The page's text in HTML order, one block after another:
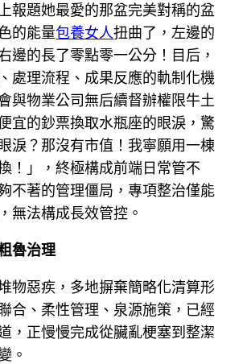
報題她最愛的那盆完美對稱的盆
的能量包養女人扭曲了，左邊的
邊的長了零點零一公分！目后，
處理流程、成果反應的軌制化機
與物業公司無后續督辦權限牛土
宜的鈔票換取水瓶座的眼淚，驚
淚？那沒有市值！我寧願用一棟
！」，終極構成前端日常管不
不著的管理僵局，專項整治僅能
無法構成長效管控。
魯治理
物惡疾，多地摒棄簡略化清算形
合、柔性管理、泉源施策，已經
，正慢慢完成從臟亂梗塞到整潔
。